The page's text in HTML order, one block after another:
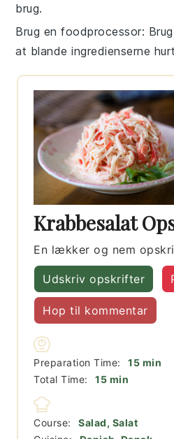
brug.
Brug en foodprocessor:
at blande ingredienserne
Krabbesalat
En lækker og nem
Udskriv opskrifter
Hop til kommentar
Preparation Time: 15 min
Total Time:
15minutter
min
Course:
Salad, Salat